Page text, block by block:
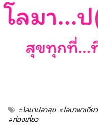
#โลมาปลาสุข #โลมาพาเที่ยว
#ท่องเที่ยว